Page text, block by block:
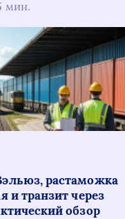
мин.
растаможка
и транзит через
обзор